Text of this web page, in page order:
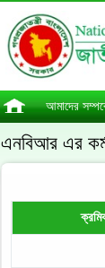
আমাদের
এনবিআর এর